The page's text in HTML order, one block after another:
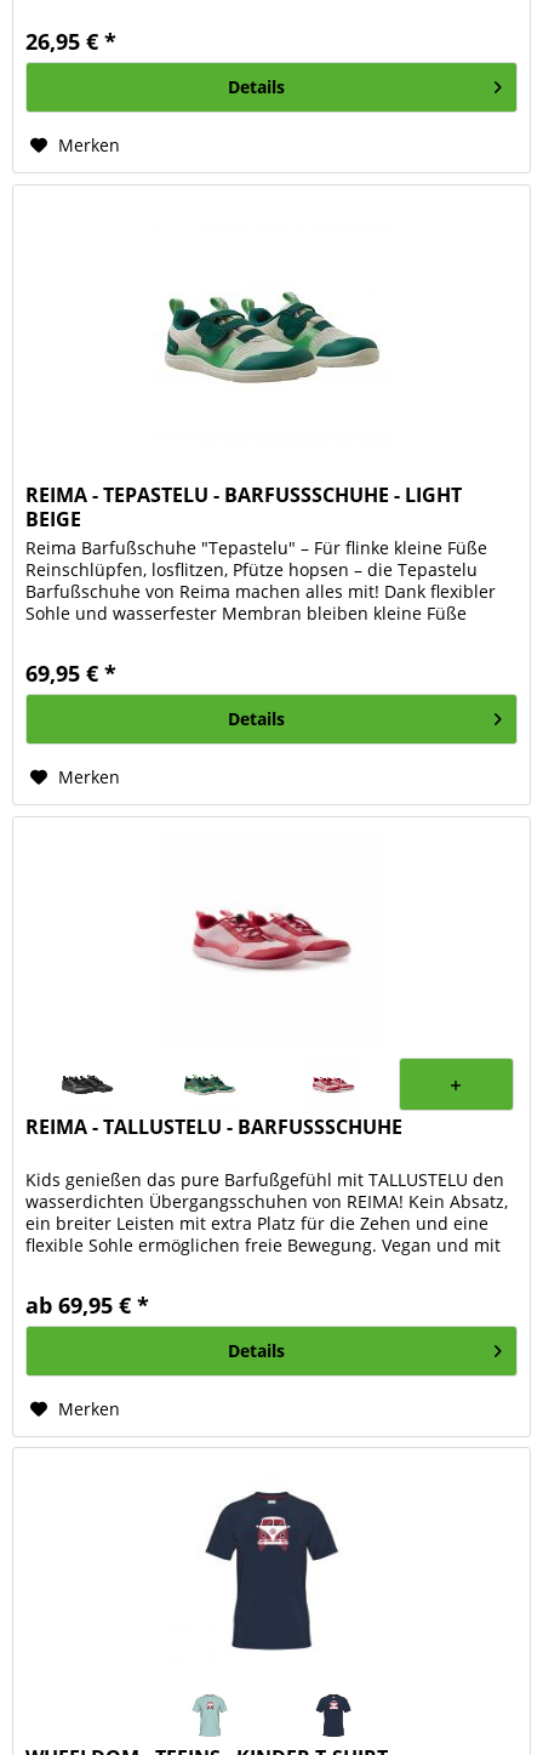
26,95 € *
Details
Merken
REIMA - TEPASTELU - BARFUSSSCHUHE - LIGHT
BEIGE
Reima Barfußschuhe "Tepastelu" – Für flinke kleine Füße
Reinschlüpfen, losflitzen, Pfütze hopsen – die Tepastelu
Barfußschuhe von Reima machen alles mit! Dank flexibler
Sohle und wasserfester Membran bleiben kleine Füße
69,95 € *
Details
Merken
REIMA - TALLUSTELU - BARFUSSSCHUHE
Kids genießen das pure Barfußgefühl mit TALLUSTELU den
wasserdichten Übergangsschuhen von REIMA! Kein Absatz,
ein breiter Leisten mit extra Platz für die Zehen und eine
flexible Sohle ermöglichen freie Bewegung. Vegan und mit
ab 69,95 € *
Details
Merken